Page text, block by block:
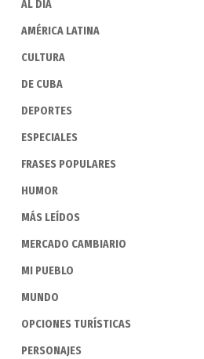
AL DIA
AMÉRICA LATINA
CULTURA
DE CUBA
DEPORTES
ESPECIALES
FRASES POPULARES
HUMOR
MÁS LEÍDOS
MERCADO CAMBIARIO
MI PUEBLO
MUNDO
OPCIONES TURÍSTICAS
PERSONAJES